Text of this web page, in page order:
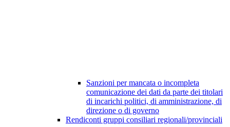
Sanzioni per mancata o incompleta
comunicazione dei dati da parte dei titolari
di incarichi politici, di amministrazione, di
direzione o di governo
Rendiconti gruppi consiliari regionali/provinciali